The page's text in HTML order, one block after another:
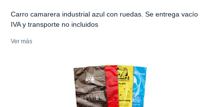
Carro camarera industrial azul con ruedas. Se entrega vacío
IVA y transporte no incluidos
Ver más